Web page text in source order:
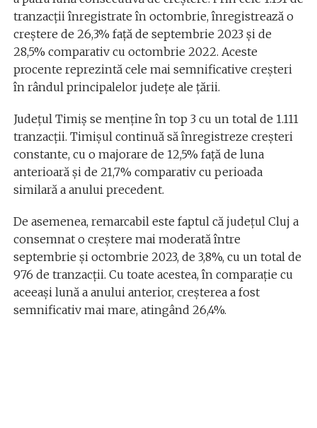
tranzacții înregistrate în octombrie, înregistrează o
creștere de 26,3% față de septembrie 2023 și de
28,5% comparativ cu octombrie 2022. Aceste
procente reprezintă cele mai semnificative creșteri
în rândul principalelor județe ale țării.
Județul Timiș se menține în top 3 cu un total de 1.111
tranzacții. Timișul continuă să înregistreze creșteri
constante, cu o majorare de 12,5% față de luna
anterioară și de 21,7% comparativ cu perioada
similară a anului precedent.
De asemenea, remarcabil este faptul că județul Cluj a
consemnat o creștere mai moderată între
septembrie și octombrie 2023, de 3,8%, cu un total de
976 de tranzacții. Cu toate acestea, în comparație cu
aceeași lună a anului anterior, creșterea a fost
semnificativ mai mare, atingând 26,4%.